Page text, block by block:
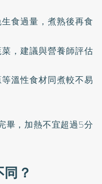
食過量，煮熟後再食
，建議與營養師評估
溫性食材同煮較不易
畢，加熱不宜超過5分
？